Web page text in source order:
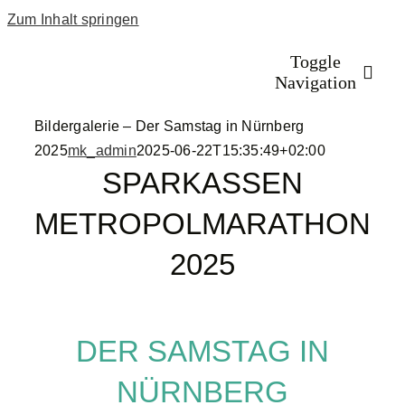
Zum Inhalt springen
Toggle
Navigation
Startseite
Programm
Rückblick
Bildergalerie – Der Samstag in Nürnberg
2025mk_admin2025-06-22T15:35:49+02:00
SPARKASSEN
METROPOLMARATHON
2025
DER SAMSTAG IN
NÜRNBERG